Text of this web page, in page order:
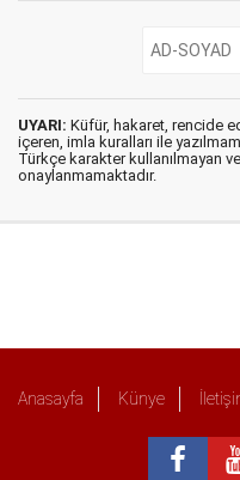
UYARI: Küfür, hakaret, rencide
içeren, imla kuralları ile
Türkçe karakter kullanılmayan
onaylanmamaktadır.
Anasayfa Künye